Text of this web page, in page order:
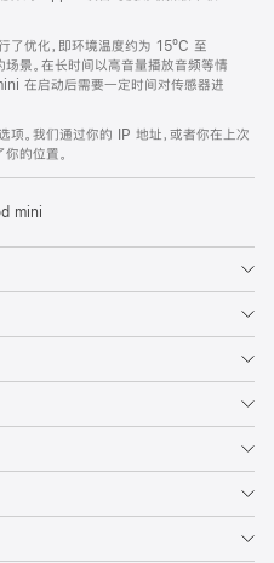
了优化，即环境温度约为 15ºC 至
景。在长时间以高音量播放音频等情
在启动后需要一定时间对传感器进
项。我们通过你的 IP 地址，或者你在上次
的位置。
mini